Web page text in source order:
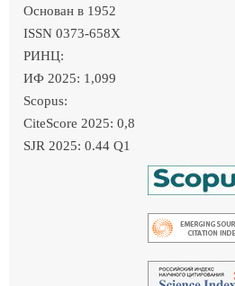
Основан в 1952
ISSN 0373-658X
РИНЦ:
ИФ 2025: 1,099
Scopus:
CiteScore 2025: 0,8
SJR 2025: 0.44 Q1